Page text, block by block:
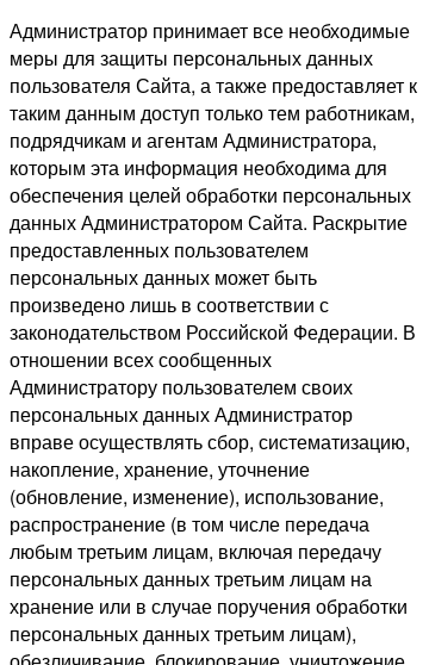
Администратор принимает все необходимые
меры для защиты персональных данных
пользователя Сайта, а также предоставляет к
таким данным доступ только тем работникам,
подрядчикам и агентам Администратора,
которым эта информация необходима для
обеспечения целей обработки персональных
данных Администратором Сайта. Раскрытие
предоставленных пользователем
персональных данных может быть
произведено лишь в соответствии с
законодательством Российской Федерации. В
отношении всех сообщенных
Администратору пользователем своих
персональных данных Администратор
вправе осуществлять сбор, систематизацию,
накопление, хранение, уточнение
(обновление, изменение), использование,
распространение (в том числе передача
любым третьим лицам, включая передачу
персональных данных третьим лицам на
хранение или в случае поручения обработки
персональных данных третьим лицам),